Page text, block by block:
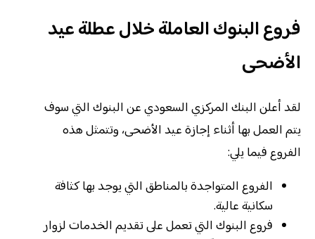
فروع البنوك العاملة خلال عطلة عيد
الأضحى
لقد أعلن البنك المركزي السعودي عن البنوك التي سوف
يتم العمل بها أثناء إجازة عيد الأضحى، وتتمثل هذه
الفروع فيما يلي:
الفروع المتواجدة بالمناطق التي يوجد بها كثافة
سكانية عالية.
فروع البنوك التي تعمل على تقديم الخدمات لزوار